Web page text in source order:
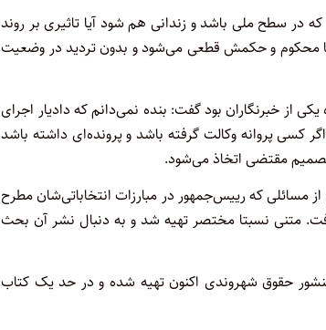
در سطح ملی باشد و زندانی هم شود آیا تاثیری بر روند
محکوم و حکمش قطعی می‌شود و بدون تردید در وضعیت
از خبرنگاران بود گفت: بنده نمی‌دانم که دادیار اجرای
کسی پروانه وکالت گرفته باشد و پرونده‌ای داشته باشد
تصمیم مقتضی اتخاذ می‌شود.
که رییس‌جمهور در مبارزات انتخاباتی‌شان مطرح
متنی نسبتا مختصر تهیه شد و به دنبال نشر آن بحث
حقوق شهروندی اکنون تهیه شده و در حد یک کتاب